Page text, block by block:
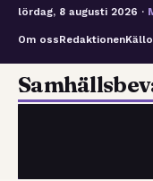
lördag, 8 augusti 2026 ·
Om ossRedaktionen
Hoppa